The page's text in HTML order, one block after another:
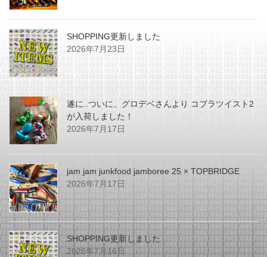
SHOPPING更新しました
2026年7月23日
遂に..ついに、グロデベさんより コブラツイスト2
が入荷しました！
2026年7月17日
jam jam junkfood jamboree 25 × TOPBRIDGE
2026年7月17日
SHOPPING更新しました
2026年7月16日